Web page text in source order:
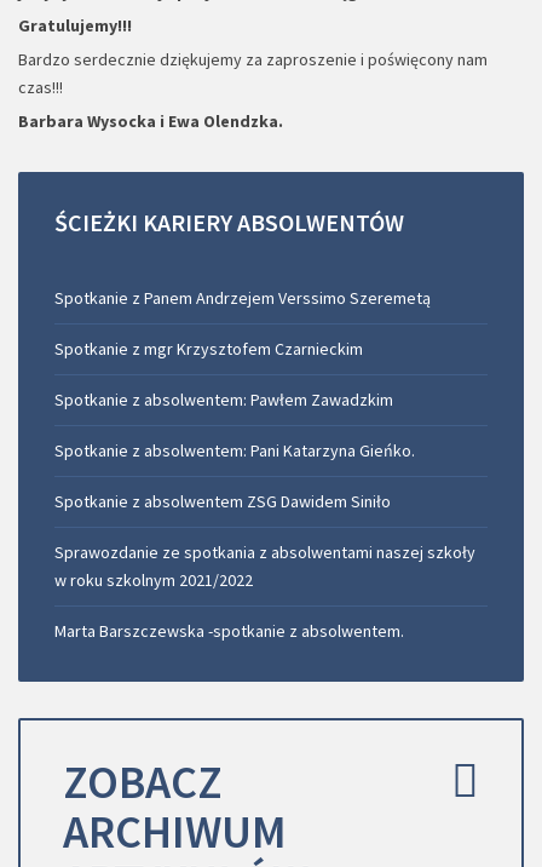
Gratulujemy!!!
Bardzo serdecznie dziękujemy za zaproszenie i poświęcony nam
czas!!!
Barbara Wysocka i Ewa Olendzka.
ŚCIEŻKI KARIERYABSOLWENTÓW
Spotkanie z Panem Andrzejem Verssimo Szeremetą
Spotkanie z mgr Krzysztofem Czarnieckim
Spotkanie z absolwentem: Pawłem Zawadzkim
Spotkanie z absolwentem: Pani Katarzyna Gieńko.
Spotkanie z absolwentem ZSG Dawidem Siniło
Sprawozdanie ze spotkania z absolwentami naszej szkoły
w roku szkolnym 2021/2022
Marta Barszczewska -spotkanie z absolwentem.
ZOBACZ
ARCHIWUM